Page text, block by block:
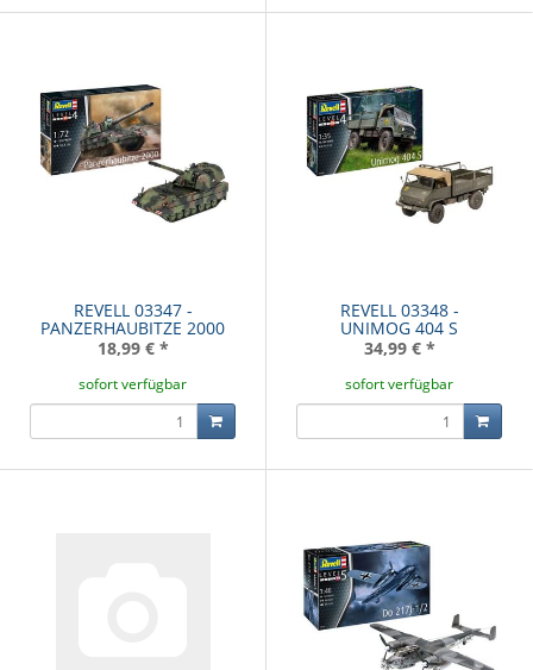
REVELL 03347 -
PANZERHAUBITZE 2000
18,99 € *
sofort verfügbar
REVELL 03348 -
UNIMOG 404 S
34,99 € *
sofort verfügbar